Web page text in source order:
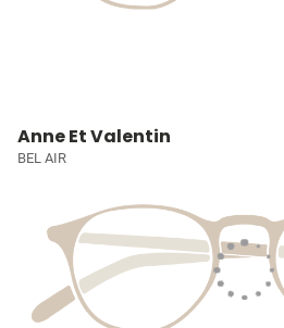
Anne Et Valentin
BEL AIR